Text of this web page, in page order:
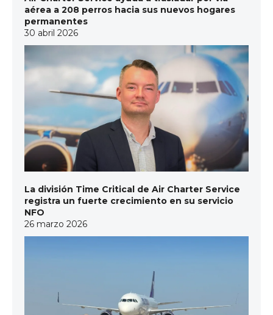
aérea a 208 perros hacia sus nuevos hogares
permanentes
30 abril 2026
La división Time Critical de Air Charter Service
registra un fuerte crecimiento en su servicio
NFO
26 marzo 2026